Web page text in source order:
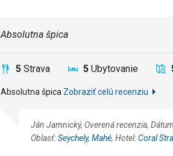
Absolutna špica
5 Strava 5 Ubytovanie
Absolutna špica Zobraziť celú recenziu
Ján Jamnický, Overená recenzia,
Oblasť:Seychely, Mahé, Hotel:Coral